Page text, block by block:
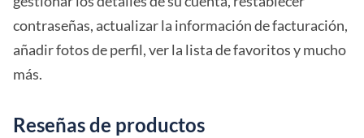
contraseñas, actualizar la información de facturación,
añadir fotos de perfil, ver la lista de favoritos y mucho
más.
Reseñas de productos